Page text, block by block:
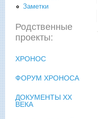
Заметки
Родственные
проекты:
ХРОНОС
ФОРУМ ХРОНОСА
ДОКУМЕНТЫ XX
ВЕКА